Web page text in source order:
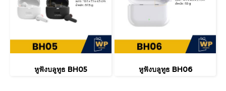
หูฟังบลูทูธ BH05 หูฟังบลูทูธ BH06